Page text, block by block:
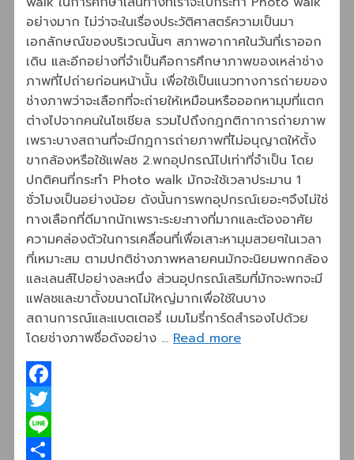
อย่างมาก ไม่ว่าจะในเรื่องประวัติศาสตร์ความเป็นมา
เอกลักษณ์ของบริเวณนั้นๆ สภาพอากาศในวันที่เราออก
เดิน และอีกอย่างที่จำเป็นคือการศึกษาภาพของเหล่าช่าง
ภาพที่ไปถ่ายก่อนหน้านั้น เพื่อใช้เป็นแนวทางการถ่ายของ
ช่างภาพว่าจะเลือกที่จะถ่ายให้เหมือนหรือออกหามุมที่แตก
ต่างไปจากคนในโซเชียล รวมไปถึงกฎกติกาการถ่ายภาพ
เพราะบางสถานที่จะมีกฎการถ่ายภาพที่ไม่อนุญาตให้ตั้ง
ขากล้องหรือใช้แฟลช 2.พกอุปกรณ์ไปเท่าที่จำเป็น โดย
ปกติคนที่กระทำ Photo walk มักจะใช้เวลาประมาน 1
ชั่วโมงเป็นอย่างน้อย ดังนั้นการพกอุปกรณ์เยอะๆจึงไม่ใช่
ทางเลือกที่ดีมากนักเพราะระยะทางที่มากและต้องอาศัย
ความคล่องตัวในการเคลื่อนที่เพื่อเสาะหามุมสวยๆในเวลา
ที่เหมาะสม ตามปกติช่างภาพหลายคนมักจะนิยมพกกล้อง
และเลนส์ไปอย่างละหนึ่ง ส่วนอุปกรณ์เสริมที่มักจะพกจะมี
แฟลชและขาตั้งขนาดไม่ใหญ่มากเพื่อใช้ในบาง
สถานการณ์และแบตเตอรี่ เมมโมรี่การ์ดสำรองไปด้วย
โดยช่างภาพชื่อดังอย่าง … Read more
Facebook
Twitter
Line